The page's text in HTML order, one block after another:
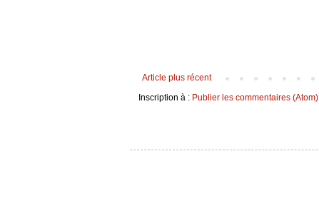
Article plus récent
Inscription à : Publier les commentaires (Atom)